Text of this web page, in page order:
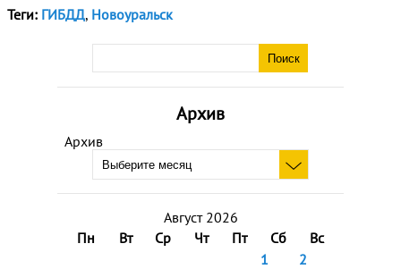
Архив
Архив
Август 2026
Пн
Вт Ср Чт Пт Сб
Вс
1
2
Теги: ГИБДД, Новоуральск